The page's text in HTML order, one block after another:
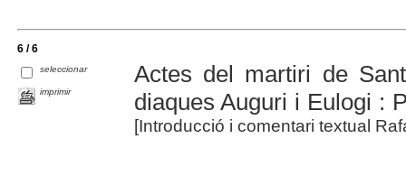
6 / 6
seleccionar
imprimir
Actes del martiri de
diaques Auguri i Eulogi :
[Introducció i comentari textual